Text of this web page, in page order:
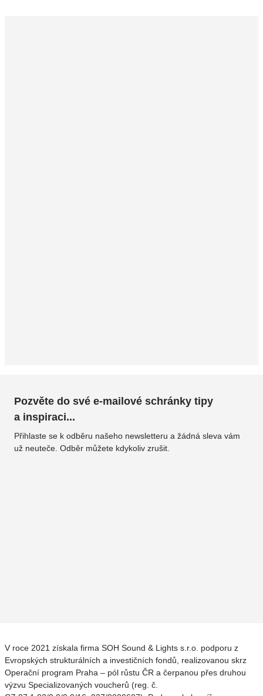
Pozvěte do své e-mailové schránky tipy
a inspiraci...
Přihlaste se k odběru našeho newsletteru a žádná sleva vám
už neuteče. Odběr můžete kdykoliv zrušit.
V roce 2021 získala firma SOH Sound & Lights s.r.o. podporu z
Evropských strukturálních a investičních fondů, realizovanou skrz
Operační program Praha – pól růstu ČR a čerpanou přes druhou
výzvu Specializovaných voucherů (reg. č.